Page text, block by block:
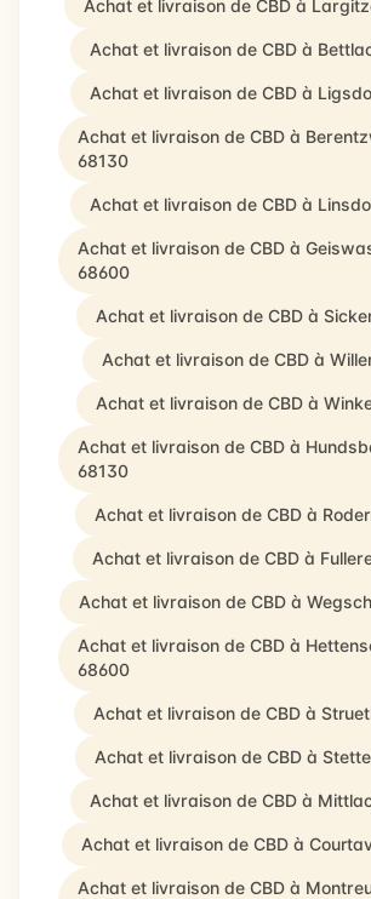
Achat et livraison de CBD à
Achat et livraison de CBD à
Achat et livraison de CBD à
Achat et livraison de CBD à
68130
Achat et livraison de CBD à
Achat et livraison de CBD à
68600
Achat et livraison de CBD à
Achat et livraison de CBD à
Achat et livraison de CBD à
Achat et livraison de CBD à
68130
Achat et livraison de CBD à
Achat et livraison de CBD à
Achat et livraison de CBD à
Achat et livraison de CBD à
68600
Achat et livraison de CBD à
Achat et livraison de CBD à
Achat et livraison de CBD à
Achat et livraison de CBD à
Achat et livraison de CBD à